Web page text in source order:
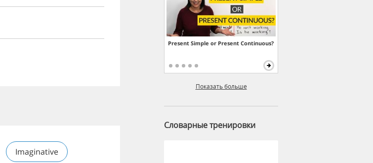
Imaginative
Present Simple or Present Continuous?
Показать больше
Словарные тренировки